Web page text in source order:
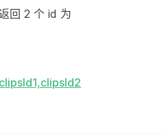
回 2 个 id 为